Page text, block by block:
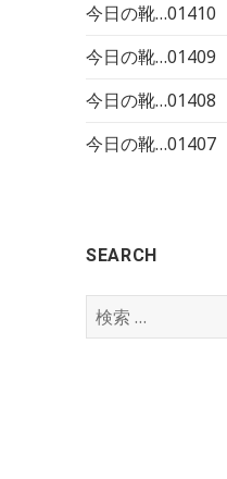
今日の靴…01410
今日の靴…01409
今日の靴…01408
今日の靴…01407
SEARCH
検
索